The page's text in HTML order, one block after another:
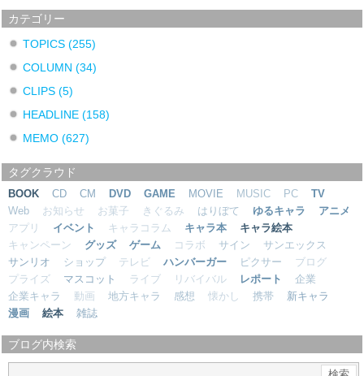
カテゴリー
TOPICS(255)
COLUMN(34)
CLIPS(5)
HEADLINE(158)
MEMO(627)
タグクラウド
BOOK CD CM DVD GAME MOVIE MUSIC PC
TV
Web
お知らせ お菓子 きぐるみ はりぼて ゆるキャラ
アニメ
アプリ
イベント キャラコラム キャラ本
キャラ絵本
キャンペーン
グッズ ゲーム コラボ サイン
サンエックス
サンリオ
ショップ テレビ ハンバーガー ピクサー
ブログ
プライズ
マスコット ライブ リバイバル レポート
企業
企業キャラ
動画 地方キャラ 感想 懐かし 携帯
新キャラ
漫画
絵本 雑誌
ブログ内検索